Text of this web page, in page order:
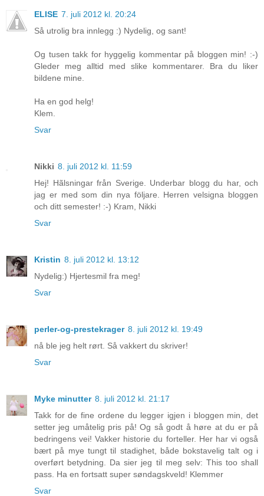
ELISE 7. juli 2012 kl. 20:24
Så utrolig bra innlegg :) Nydelig, og sant!
Og tusen takk for hyggelig kommentar på bloggen min! :-)
Gleder meg alltid med slike kommentarer. Bra du liker
bildene mine.
Ha en god helg!
Klem.
Svar
Nikki 8. juli 2012 kl. 11:59
Hej! Hãlsningar från Sverige. Underbar blogg du har, och
jag er med som din nya följare. Herren velsigna bloggen
och ditt semester! :-) Kram, Nikki
Svar
Kristin 8. juli 2012 kl. 13:12
Nydelig:) Hjertesmil fra meg!
Svar
perler-og-prestekrager 8. juli 2012 kl. 19:49
nå ble jeg helt rørt. Så vakkert du skriver!
Svar
Myke minutter 8. juli 2012 kl. 21:17
Takk for de fine ordene du legger igjen i bloggen min, det
setter jeg umåtelig pris på! Og så godt å høre at du er på
bedringens vei! Vakker historie du forteller. Her har vi også
bært på mye tungt til stadighet, både bokstavelig talt og i
overført betydning. Da sier jeg til meg selv: This too shall
pass. Ha en fortsatt super søndagskveld! Klemmer
Svar